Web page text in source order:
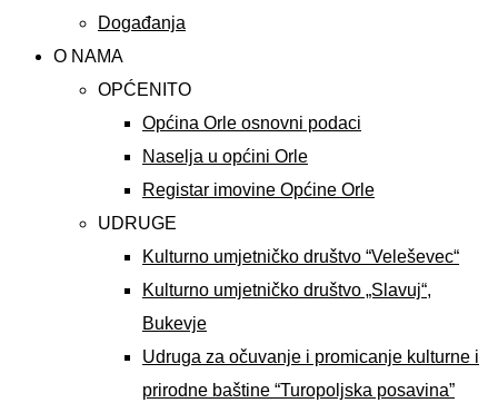
Događanja
O NAMA
OPĆENITO
Općina Orle osnovni podaci
Naselja u općini Orle
Registar imovine Općine Orle
UDRUGE
Kulturno umjetničko društvo “Veleševec“
Kulturno umjetničko društvo „Slavuj“,
Bukevje
Udruga za očuvanje i promicanje kulturne i
prirodne baštine “Turopoljska posavina”